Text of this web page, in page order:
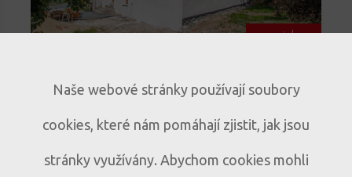
novinka
Prodej historického rodinného
Kolince
D333
Historický dům s atmosférou v obci
Naše webové stránky používají soubory
cookies, které nám pomáhají zjistit, jak jsou
stránky využívány. Abychom cookies mohli